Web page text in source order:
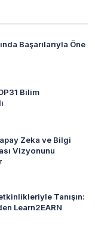
Başarılarıyla Öne
Bilim
Zeka ve Bilgi
Vizyonunu
Tanışın:
Learn2EARN